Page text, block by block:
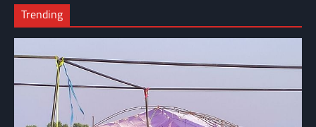
Trending